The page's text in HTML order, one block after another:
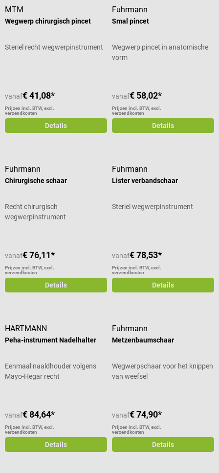
MTM
Wegwerp chirurgisch pincet
Steriel recht wegwerpinstrument
vanaf€ 41,08*
Prijzen incl. BTW, excl.
verzendkosten
Details
Fuhrmann
Smal pincet
Wegwerp pincet in anatomische
vorm
vanaf€ 58,02*
Prijzen incl. BTW, excl.
verzendkosten
Details
Fuhrmann
Chirurgische schaar
Recht chirurgisch
wegwerpinstrument
vanaf€ 76,11*
Prijzen incl. BTW, excl.
verzendkosten
Details
Fuhrmann
Lister verbandschaar
Steriel wegwerpinstrument
vanaf€ 78,53*
Prijzen incl. BTW, excl.
verzendkosten
Details
HARTMANN
Peha-instrument Nadelhalter
Eenmaal naaldhouder volgens
Mayo-Hegar recht
vanaf€ 84,64*
Prijzen incl. BTW, excl.
verzendkosten
Details
Fuhrmann
Metzenbaumschaar
Wegwerpschaar voor het knippen
van weefsel
vanaf€ 74,90*
Prijzen incl. BTW, excl.
verzendkosten
Details